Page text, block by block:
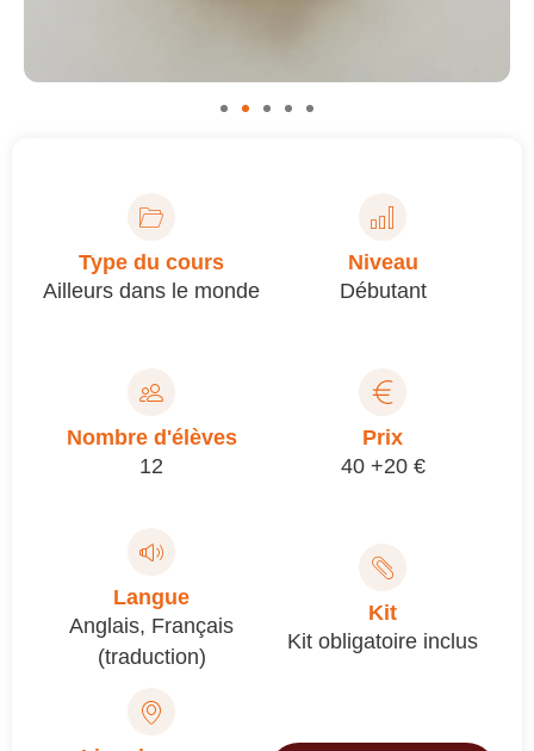
Type du cours
Ailleurs dans le monde
Niveau
Débutant
Nombre d'élèves
12
Prix
40 +20 €
Langue
Anglais, Français
(traduction)
Kit
Kit obligatoire inclus